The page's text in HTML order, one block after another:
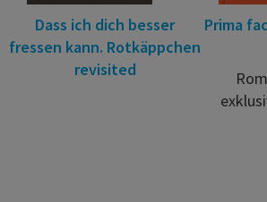
Dass ich dich besser
fressen kann. Rotkäppchen
revisited
Prima